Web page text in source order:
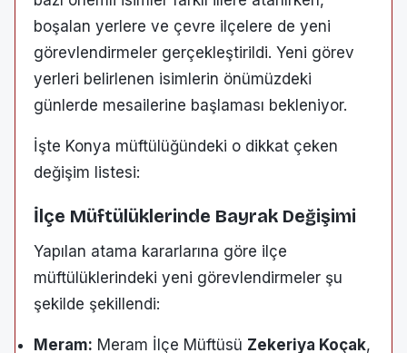
boşalan yerlere ve çevre ilçelere de yeni
görevlendirmeler gerçekleştirildi. Yeni görev
yerleri belirlenen isimlerin önümüzdeki
günlerde mesailerine başlaması bekleniyor.
İşte Konya müftülüğündeki o dikkat çeken
değişim listesi:
İlçe Müftülüklerinde Bayrak Değişimi
Yapılan atama kararlarına göre ilçe
müftülüklerindeki yeni görevlendirmeler şu
şekilde şekillendi:
Meram: Meram İlçe Müftüsü Zekeriya Koçak,